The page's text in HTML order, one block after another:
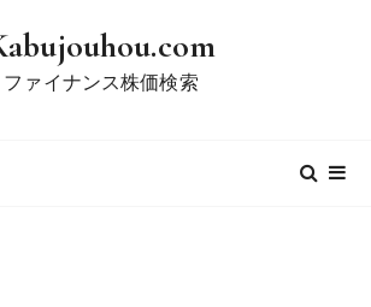
ファイナンス株価検索